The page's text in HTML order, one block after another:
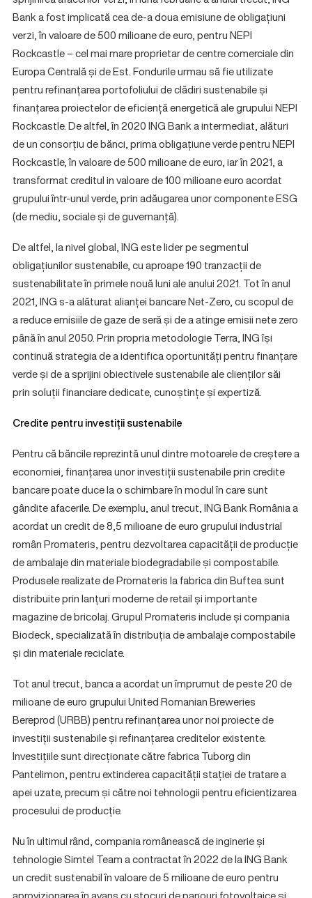
Bank a fost implicată cea de-a doua emisiune de obligațiuni
verzi, în valoare de 500 milioane de euro, pentru NEPI
Rockcastle – cel mai mare proprietar de centre comerciale din
Europa Centrală și de Est. Fondurile urmau să fie utilizate
pentru refinanțarea portofoliului de clădiri sustenabile și
finanțarea proiectelor de eficiență energetică ale grupului NEPI
Rockcastle. De altfel, în 2020 ING Bank a intermediat, alături
de un consorțiu de bănci, prima obligațiune verde pentru NEPI
Rockcastle, în valoare de 500 milioane de euro, iar în 2021, a
transformat creditul in valoare de 100 milioane euro acordat
grupului într-unul verde, prin adăugarea unor componente ESG
(de mediu, sociale și de guvernanță).
De altfel, la nivel global, ING este lider pe segmentul
obligațiunilor sustenabile, cu aproape 190 tranzacții de
sustenabilitate în primele nouă luni ale anului 2021. Tot în anul
2021, ING s-a alăturat alianței bancare Net-Zero, cu scopul de
a reduce emisiile de gaze de seră și de a atinge emisii nete zero
până în anul 2050. Prin propria metodologie Terra, ING își
continuă strategia de a identifica oportunități pentru finanțare
verde și de a sprijini obiectivele sustenabile ale clienților săi
prin soluții financiare dedicate, cunoștințe și expertiză.
Credite pentru investiții sustenabile
Pentru că băncile reprezintă unul dintre motoarele de creștere a
economiei, finanțarea unor investiții sustenabile prin credite
bancare poate duce la o schimbare în modul în care sunt
gândite afacerile. De exemplu, anul trecut, ING Bank România a
acordat un credit de 8,5 milioane de euro grupului industrial
român Promateris, pentru dezvoltarea capacității de producție
de ambalaje din materiale biodegradabile și compostabile.
Produsele realizate de Promateris la fabrica din Buftea sunt
distribuite prin lanțuri moderne de retail și importante
magazine de bricolaj. Grupul Promateris include și compania
Biodeck, specializată în distribuția de ambalaje compostabile
și din materiale reciclate.
Tot anul trecut, banca a acordat un împrumut de peste 20 de
milioane de euro grupului United Romanian Breweries
Bereprod (URBB) pentru refinanțarea unor noi proiecte de
investiții sustenabile și refinanțarea creditelor existente.
Investițiile sunt direcționate către fabrica Tuborg din
Pantelimon, pentru extinderea capacității stației de tratare a
apei uzate, precum și către noi tehnologii pentru eficientizarea
procesului de producție.
Nu în ultimul rând, compania românească de inginerie și
tehnologie Simtel Team a contractat în 2022 de la ING Bank
un credit sustenabil în valoare de 5 milioane de euro pentru